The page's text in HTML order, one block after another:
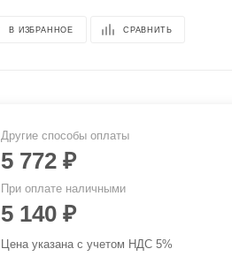
В ИЗБРАННОЕ СРАВНИТЬ
Другие способы оплаты
5 772 ₽
При оплате наличными
5 140 ₽
Цена указана с учетом НДС 5%